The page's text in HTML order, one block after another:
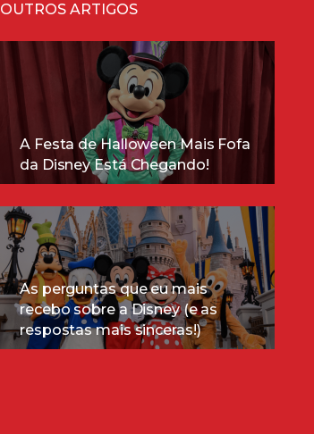
OUTROS ARTIGOS
A Festa de Halloween Mais Fofa
da Disney Está Chegando!
As perguntas que eu mais
recebo sobre a Disney (e as
respostas mais sinceras!)